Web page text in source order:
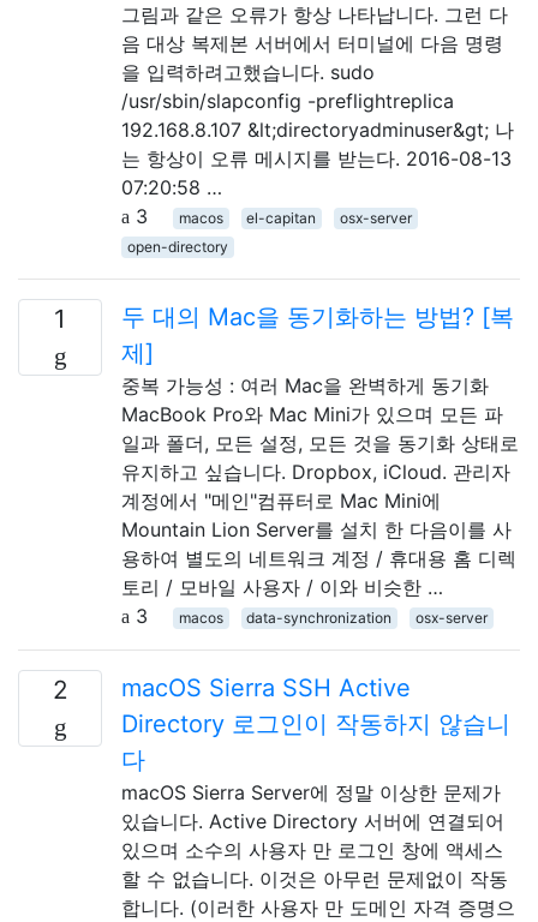
그림과 같은 오류가 항상 나타납니다. 그런 다
음 대상 복제본 서버에서 터미널에 다음 명령
을 입력하려고했습니다. sudo
/usr/sbin/slapconfig -preflightreplica
192.168.8.107 &lt;directoryadminuser&gt; 나
는 항상이 오류 메시지를 받는다. 2016-08-13
07:20:58 …
3
macos el-capitan
osx-server
open-directory
1
두 대의 Mac을 동기화하는 방법? [복
제]
중복 가능성 : 여러 Mac을 완벽하게 동기화
MacBook Pro와 Mac Mini가 있으며 모든 파
일과 폴더, 모든 설정, 모든 것을 동기화 상태로
유지하고 싶습니다. Dropbox, iCloud. 관리자
계정에서 "메인"컴퓨터로 Mac Mini에
Mountain Lion Server를 설치 한 다음이를 사
용하여 별도의 네트워크 계정 / 휴대용 홈 디렉
토리 / 모바일 사용자 / 이와 비슷한 …
3
macos data-synchronization osx-server
2
macOS Sierra SSH Active
Directory 로그인이 작동하지 않습니
다
macOS Sierra Server에 정말 이상한 문제가
있습니다. Active Directory 서버에 연결되어
있으며 소수의 사용자 만 로그인 창에 액세스
할 수 없습니다. 이것은 아무런 문제없이 작동
합니다. (이러한 사용자 만 도메인 자격 증명으